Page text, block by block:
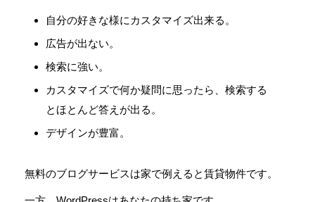
自分の好きな様にカスタマイズ出来る。
広告が出ない。
検索に強い。
カスタマイズで何か疑問に思ったら、検索する
とほとんど答えが出る。
デザインが豊富。
無料のブログサービスは家で例えると賃貸物件です。